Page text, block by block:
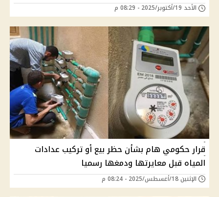
الأحد 19/أكتوبر/2025 - 08:29 م
قرار حكومي هام بشأن حظر بيع أو تركيب عدادات
المياه قبل معايرتها ودمغها رسميا
الإثنين 18/أغسطس/2025 - 08:24 م